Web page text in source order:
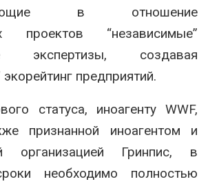
в отношение
проектов “независимые”
экспертизы, создавая
предприятий.
статуса, иноагенту WWF,
признанной иноагентом и
организацией Гринпис, в
необходимо полностью